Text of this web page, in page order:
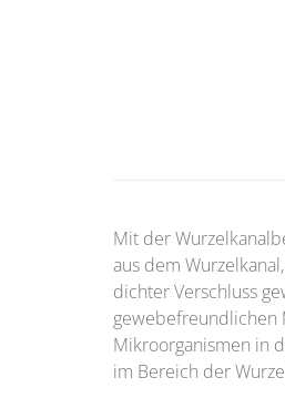
Mit der
aus dem
dichter Verschluss
gewebefreundlichen
Mikroorganismen in
im Bereich der